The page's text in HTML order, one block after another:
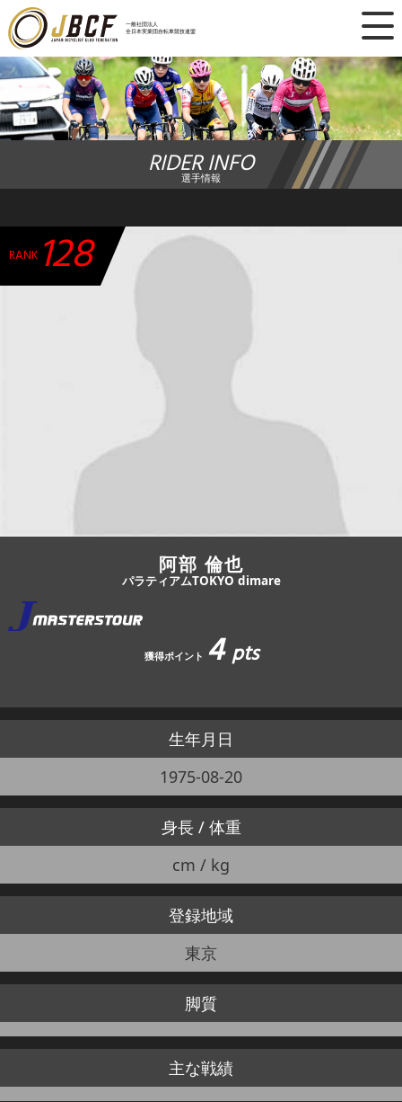
一般社団法人
全日本実業団自転車競技連盟
×
ニュース
レース日程
ランキング
チーム・選手
加盟・登録
エントリー
JBCF ROAD SERIESとは
RIDER INFO
選手情報
RANK 128
阿部 倫也
パラティアムTOKYO dimare
獲得ポイント 4pts
生年月日
1975-08-20
身長 / 体重
cm / kg
登録地域
東京
脚質
主な戦績